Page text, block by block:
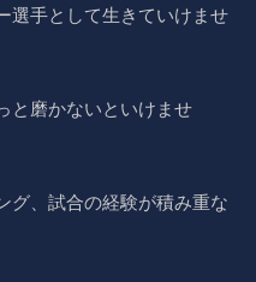
選手として生きていけませ
と磨かないといけませ
グ、試合の経験が積み重な